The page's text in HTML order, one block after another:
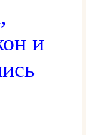
и